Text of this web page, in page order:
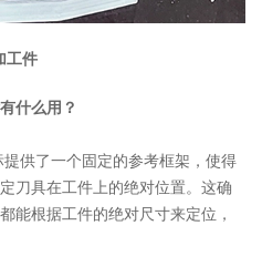
工件
什么用？
供了一个固定的参考框架，使得
刀具在工件上的绝对位置。这确
能根据工件的绝对尺寸来定位，